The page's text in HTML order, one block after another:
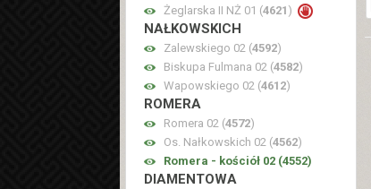
Żeglarska II NŻ 01 (4621 )
NAŁKOWSKICH
Zalewskiego 02 (4592)
Biskupa Fulmana 02 (4582)
Wapowskiego 02 (4612)
ROMERA
Romera 02 (4572)
Os. Nałkowskich 02 (4562)
Romera - kościół 02 (4552)
DIAMENTOWA